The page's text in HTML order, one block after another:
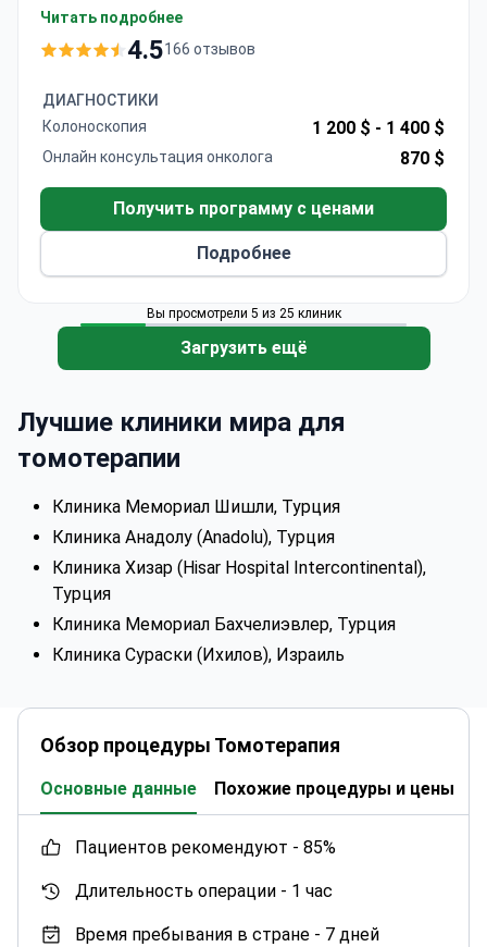
аккредитованном JCI. Предварительная
стоимость составляет около $780 и обычно
специалиста и день стационарного наблюдения.
Больница входит в топ-10 мировых клиник по
медицинскому туризму и известна 90%
Доктор Бокштейн руководит отделением
нейроонкологии и применяет передовую
технологию 3D-конформного облучения.
Читать подробнее
4.5166 отзывов
ДИАГНОСТИКИ
Колоноскопия
1 200 $ - 1 400 $
Онлайн консультация онколога 870 $
Получить программу с ценами
Подробнее
Вы просмотрели 5 из 25 клиник
Загрузить ещё
Лучшие клиники мира для
томотерапии
Клиника Мемориал Шишли, Турция
Клиника Анадолу (Anadolu), Турция
Клиника Хизар (Hisar Hospital Intercontinental),
Турция
Клиника Мемориал Бахчелиэвлер, Турция
Клиника Сураски (Ихилов), Израиль
Обзор процедуры Томотерапия
Основные данные Похожие процедуры и цены
пациентов рекомендуют - 85%
Длительность операции - 1 час
Время пребывания в стране - 7 дней